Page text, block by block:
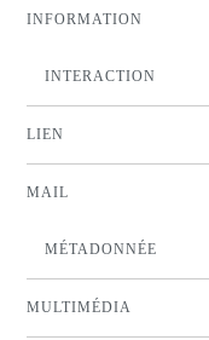
INFORMATION
INTERACTION
LIEN
MAIL
MÉTADONNÉE
MULTIMÉDIA